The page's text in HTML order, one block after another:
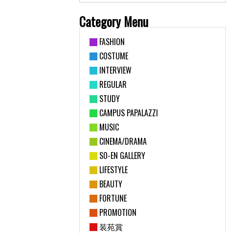
Category Menu
FASHION
COSTUME
INTERVIEW
REGULAR
STUDY
CAMPUS PAPALAZZI
MUSIC
CINEMA/DRAMA
SO-EN GALLERY
LIFESTYLE
BEAUTY
FORTUNE
PROMOTION
装苑賞